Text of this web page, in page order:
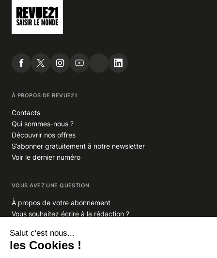
À PROPOS DE REVUE21
Contacts
Qui sommes-nous ?
Découvrir nos offres
S’abonner gratuitement à notre newsletter
Voir le dernier numéro
VOUS AVEZ UNE QUESTION
À propos de votre abonnement
Vous souhaitez écrire à la rédaction ?
GROUPE INDIGO PUBLICATIONS